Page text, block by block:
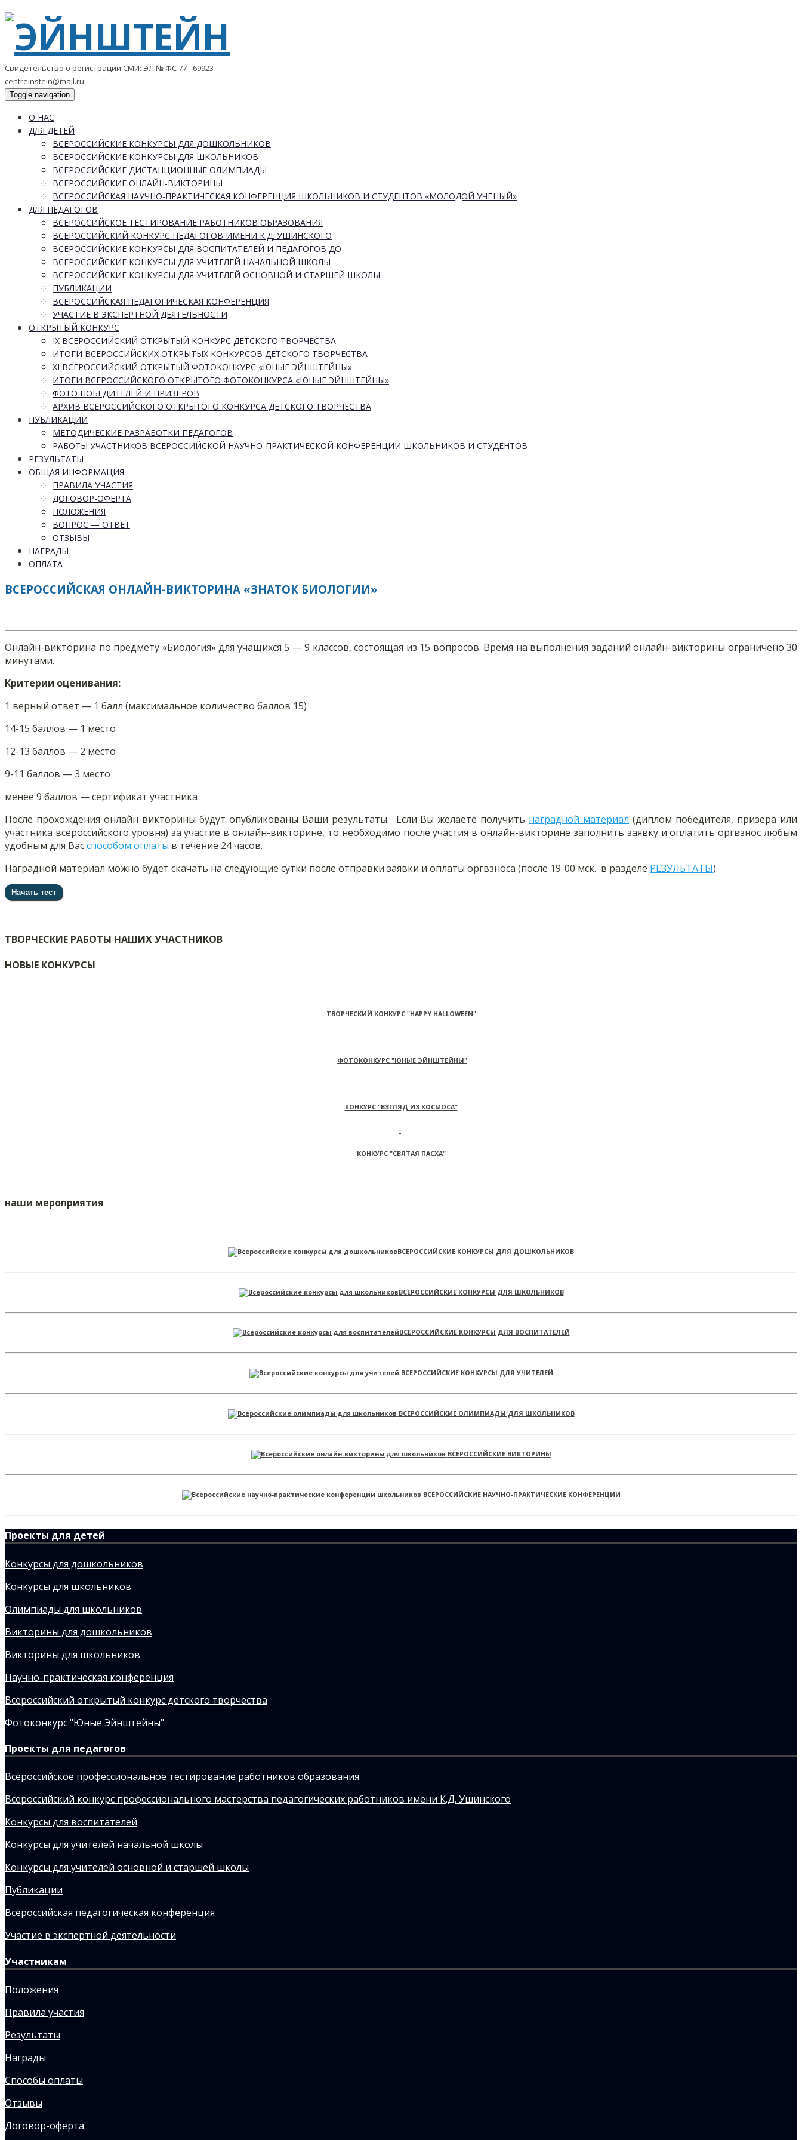
Свидетельство о регистрации СМИ: ЭЛ № ФС 77 - 69923
centreinstein@mail.ru
Toggle navigation
О НАС
ДЛЯ ДЕТЕЙ
ВСЕРОССИЙСКИЕ КОНКУРСЫ ДЛЯ ДОШКОЛЬНИКОВ
ВСЕРОССИЙСКИЕ КОНКУРСЫ ДЛЯ ШКОЛЬНИКОВ
ВСЕРОССИЙСКИЕ ДИСТАНЦИОННЫЕ ОЛИМПИАДЫ
ВСЕРОССИЙСКИЕ ОНЛАЙН-ВИКТОРИНЫ
ВСЕРОССИЙСКАЯ НАУЧНО-ПРАКТИЧЕСКАЯ КОНФЕРЕНЦИЯ ШКОЛЬНИКОВ И СТУДЕНТОВ «МОЛОДОЙ УЧЁНЫЙ»
ДЛЯ ПЕДАГОГОВ
ВСЕРОССИЙСКОЕ ТЕСТИРОВАНИЕ РАБОТНИКОВ ОБРАЗОВАНИЯ
ВСЕРОССИЙСКИЙ КОНКУРС ПЕДАГОГОВ ИМЕНИ К.Д. УШИНСКОГО
ВСЕРОССИЙСКИЕ КОНКУРСЫ ДЛЯ ВОСПИТАТЕЛЕЙ И ПЕДАГОГОВ ДО
ВСЕРОССИЙСКИЕ КОНКУРСЫ ДЛЯ УЧИТЕЛЕЙ НАЧАЛЬНОЙ ШКОЛЫ
ВСЕРОССИЙСКИЕ КОНКУРСЫ ДЛЯ УЧИТЕЛЕЙ ОСНОВНОЙ И СТАРШЕЙ ШКОЛЫ
ПУБЛИКАЦИИ
ВСЕРОССИЙСКАЯ ПЕДАГОГИЧЕСКАЯ КОНФЕРЕНЦИЯ
УЧАСТИЕ В ЭКСПЕРТНОЙ ДЕЯТЕЛЬНОСТИ
ОТКРЫТЫЙ КОНКУРС
IX ВСЕРОССИЙСКИЙ ОТКРЫТЫЙ КОНКУРС ДЕТСКОГО ТВОРЧЕСТВА
ИТОГИ ВСЕРОССИЙСКИХ ОТКРЫТЫХ КОНКУРСОВ ДЕТСКОГО ТВОРЧЕСТВА
XI ВСЕРОССИЙСКИЙ ОТКРЫТЫЙ ФОТОКОНКУРС «ЮНЫЕ ЭЙНШТЕЙНЫ»
ИТОГИ ВСЕРОССИЙСКОГО ОТКРЫТОГО ФОТОКОНКУРСА «ЮНЫЕ ЭЙНШТЕЙНЫ»
ФОТО ПОБЕДИТЕЛЕЙ И ПРИЗЁРОВ
АРХИВ ВСЕРОССИЙСКОГО ОТКРЫТОГО КОНКУРСА ДЕТСКОГО ТВОРЧЕСТВА
ПУБЛИКАЦИИ
МЕТОДИЧЕСКИЕ РАЗРАБОТКИ ПЕДАГОГОВ
РАБОТЫ УЧАСТНИКОВ ВСЕРОССИЙСКОЙ НАУЧНО-ПРАКТИЧЕСКОЙ КОНФЕРЕНЦИИ ШКОЛЬНИКОВ И СТУДЕНТОВ
РЕЗУЛЬТАТЫ
ОБЩАЯ ИНФОРМАЦИЯ
ПРАВИЛА УЧАСТИЯ
ДОГОВОР-ОФЕРТА
ПОЛОЖЕНИЯ
ВОПРОС — ОТВЕТ
ОТЗЫВЫ
НАГРАДЫ
ОПЛАТА
ВСЕРОССИЙСКАЯ ОНЛАЙН-ВИКТОРИНА «ЗНАТОК БИОЛОГИИ»
Онлайн-викторина по предмету «Биология» для учащихся 5 — 9 классов, состоящая из 15 вопросов. Время на выполнения заданий онлайн-викторины ограничено 30
минутами.
Критерии оценивания:
1 верный ответ — 1 балл (максимальное количество баллов 15)
14-15 баллов — 1 место
12-13 баллов — 2 место
9-11 баллов — 3 место
менее 9 баллов — сертификат участника
После прохождения онлайн-викторины будут опубликованы Ваши результаты. Если Вы желаете получить наградной материал (диплом победителя, призера или
участника всероссийского уровня) за участие в онлайн-викторине, то необходимо после участия в онлайн-викторине заполнить заявку и оплатить оргвзнос любым
удобным для Васспособом оплаты в течение 24 часов.
Наградной материал можно будет скачать на следующие сутки после отправки заявки и оплаты оргвзноса (после 19-00 мск. в разделе РЕЗУЛЬТАТЫ).
ТВОРЧЕСКИЕ РАБОТЫ НАШИХ УЧАСТНИКОВ
НОВЫЕ КОНКУРСЫ
ТВОРЧЕСКИЙ КОНКУРС "HAPPY HALLOWEEN"
ФОТОКОНКУРС "ЮНЫЕ ЭЙНШТЕЙНЫ"
КОНКУРС "ВЗГЛЯД ИЗ КОСМОСА"
КОНКУРС "СВЯТАЯ ПАСХА"
наши мероприятия
ВСЕРОССИЙСКИЕ КОНКУРСЫ ДЛЯ ДОШКОЛЬНИКОВ
ВСЕРОССИЙСКИЕ КОНКУРСЫ ДЛЯ ШКОЛЬНИКОВ
ВСЕРОССИЙСКИЕ КОНКУРСЫ ДЛЯ ВОСПИТАТЕЛЕЙ
ВСЕРОССИЙСКИЕ КОНКУРСЫ ДЛЯ УЧИТЕЛЕЙ
ВСЕРОССИЙСКИЕ ОЛИМПИАДЫ ДЛЯ ШКОЛЬНИКОВ
ВСЕРОССИЙСКИЕ ВИКТОРИНЫ
ВСЕРОССИЙСКИЕ НАУЧНО-ПРАКТИЧЕСКИЕ КОНФЕРЕНЦИИ
Проекты для детей
Конкурсы для дошкольников
Конкурсы для школьников
Олимпиады для школьников
Викторины для дошкольников
Викторины для школьников
Научно-практическая конференция
Всероссийский открытый конкурс детского творчества
Фотоконкурс "Юные Эйнштейны"
Проекты для педагогов
Всероссийское профессиональное тестирование работников образования
Всероссийский конкурс профессионального мастерства педагогических работников имени К.Д. Ушинского
Конкурсы для воспитателей
Конкурсы для учителей начальной школы
Конкурсы для учителей основной и старшей школы
Публикации
Всероссийская педагогическая конференция
Участие в экспертной деятельности
Участникам
Положения
Правила участия
Результаты
Награды
Способы оплаты
Отзывы
Договор-оферта